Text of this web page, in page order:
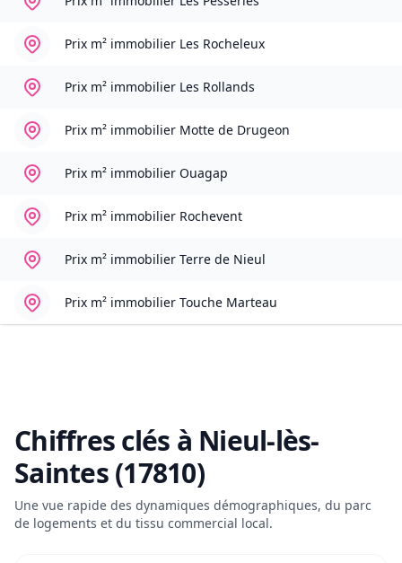
Prix m² immobilier Les Rocheleux
Prix m² immobilier Les Rollands
Prix m² immobilier Motte de Drugeon
Prix m² immobilier Ouagap
Prix m² immobilier Rochevent
Prix m² immobilier Terre de Nieul
Prix m² immobilier Touche Marteau
Chiffres clés à Nieul-lès-
Saintes (17810)
Une vue rapide des dynamiques démographiques, du parc
de logements et du tissu commercial local.